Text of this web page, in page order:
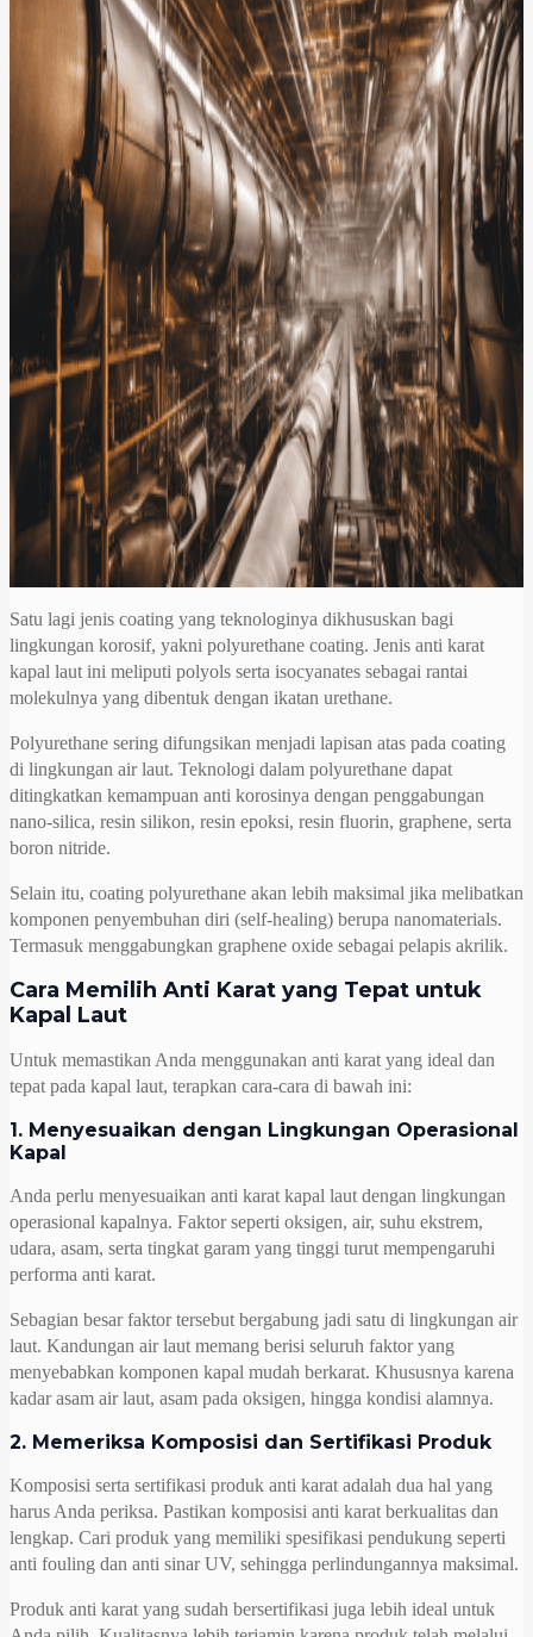
Satu lagi jenis coating yang teknologinya dikhususkan bagi
lingkungan korosif, yakni polyurethane coating. Jenis anti karat
kapal laut ini meliputi polyols serta isocyanates sebagai rantai
molekulnya yang dibentuk dengan ikatan urethane.
Polyurethane sering difungsikan menjadi lapisan atas pada coating
di lingkungan air laut. Teknologi dalam polyurethane dapat
ditingkatkan kemampuan anti korosinya dengan penggabungan
nano-silica, resin silikon, resin epoksi, resin fluorin, graphene, serta
boron nitride.
Selain itu, coating polyurethane akan lebih maksimal jika melibatkan
komponen penyembuhan diri (self-healing) berupa nanomaterials.
Termasuk menggabungkan graphene oxide sebagai pelapis akrilik.
Cara Memilih Anti Karat yang Tepat untuk
Kapal Laut
Untuk memastikan Anda menggunakan anti karat yang ideal dan
tepat pada kapal laut, terapkan cara-cara di bawah ini:
1. Menyesuaikan dengan Lingkungan Operasional
Kapal
Anda perlu menyesuaikan anti karat kapal laut dengan lingkungan
operasional kapalnya. Faktor seperti oksigen, air, suhu ekstrem,
udara, asam, serta tingkat garam yang tinggi turut mempengaruhi
performa anti karat.
Sebagian besar faktor tersebut bergabung jadi satu di lingkungan air
laut. Kandungan air laut memang berisi seluruh faktor yang
menyebabkan komponen kapal mudah berkarat. Khususnya karena
kadar asam air laut, asam pada oksigen, hingga kondisi alamnya.
2. Memeriksa Komposisi dan Sertifikasi Produk
Komposisi serta sertifikasi produk anti karat adalah dua hal yang
harus Anda periksa. Pastikan komposisi anti karat berkualitas dan
lengkap. Cari produk yang memiliki spesifikasi pendukung seperti
anti fouling dan anti sinar UV, sehingga perlindungannya maksimal.
Produk anti karat yang sudah bersertifikasi juga lebih ideal untuk